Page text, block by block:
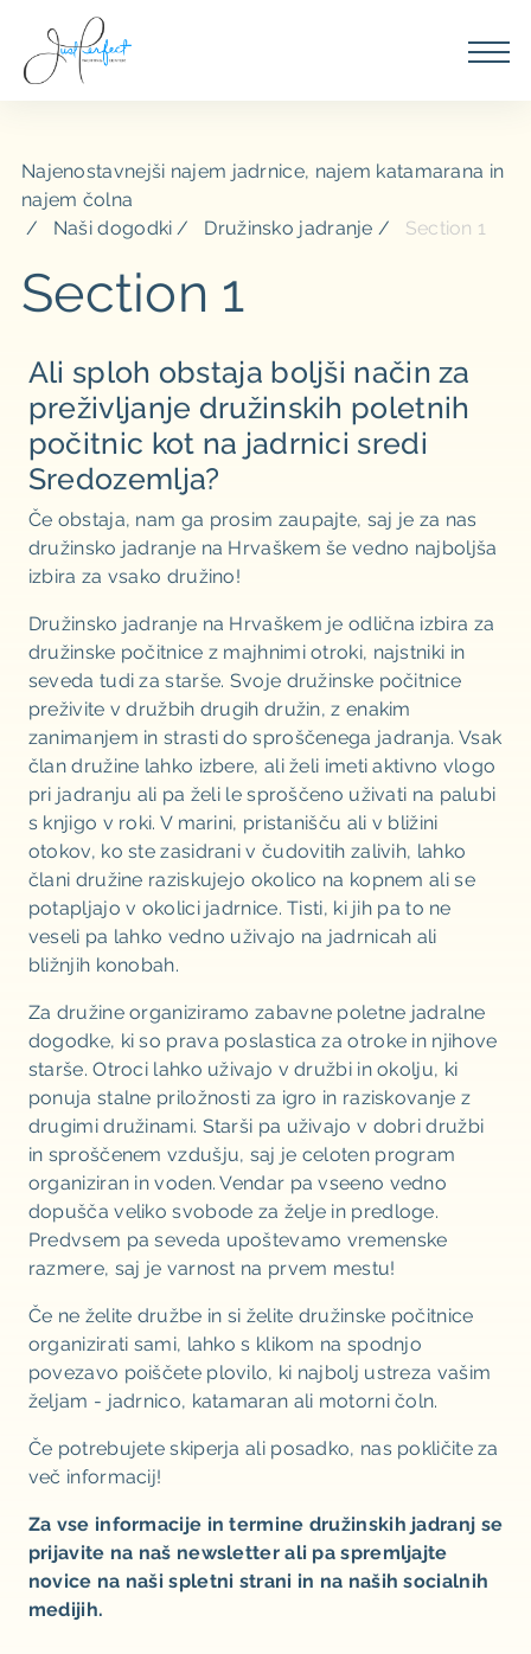
Najenostavnejši najem jadrnice, najem katamarana in
najem čolna
Naši dogodki
Družinsko jadranje Section 1
Section 1
Ali sploh obstaja boljši način za
preživljanje družinskih poletnih
počitnic kot na jadrnici sredi
Sredozemlja?
Če obstaja, nam ga prosim zaupajte, saj je za nas
družinsko jadranje na Hrvaškem še vedno najboljša
izbira za vsako družino!
Družinsko jadranje na Hrvaškem je odlična izbira za
družinske počitnice z majhnimi otroki, najstniki in
seveda tudi za starše. Svoje družinske počitnice
preživite v družbih drugih družin, z enakim
zanimanjem in strasti do sproščenega jadranja. Vsak
član družine lahko izbere, ali želi imeti aktivno vlogo
pri jadranju ali pa želi le sproščeno uživati na palubi
s knjigo v roki. V marini, pristanišču ali v bližini
otokov, ko ste zasidrani v čudovitih zalivih, lahko
člani družine raziskujejo okolico na kopnem ali se
potapljajo v okolici jadrnice. Tisti, ki jih pa to ne
veseli pa lahko vedno uživajo na jadrnicah ali
bližnjih konobah.
Za družine organiziramo zabavne poletne jadralne
dogodke, ki so prava poslastica za otroke in njihove
starše. Otroci lahko uživajo v družbi in okolju, ki
ponuja stalne priložnosti za igro in raziskovanje z
drugimi družinami. Starši pa uživajo v dobri družbi
in sproščenem vzdušju, saj je celoten program
organiziran in voden. Vendar pa vseeno vedno
dopušča veliko svobode za želje in predloge.
Predvsem pa seveda upoštevamo vremenske
razmere, saj je varnost na prvem mestu!
Če ne želite družbe in si želite družinske počitnice
organizirati sami, lahko s klikom na spodnjo
povezavo poiščete plovilo, ki najbolj ustreza vašim
željam - jadrnico, katamaran ali motorni čoln.
Če potrebujete skiperja ali posadko, nas pokličite za
več informacij!
Za vse informacije in termine družinskih jadranj se
prijavite na naš newsletter ali pa spremljajte
novice na naši spletni strani in na naših socialnih
medijih.